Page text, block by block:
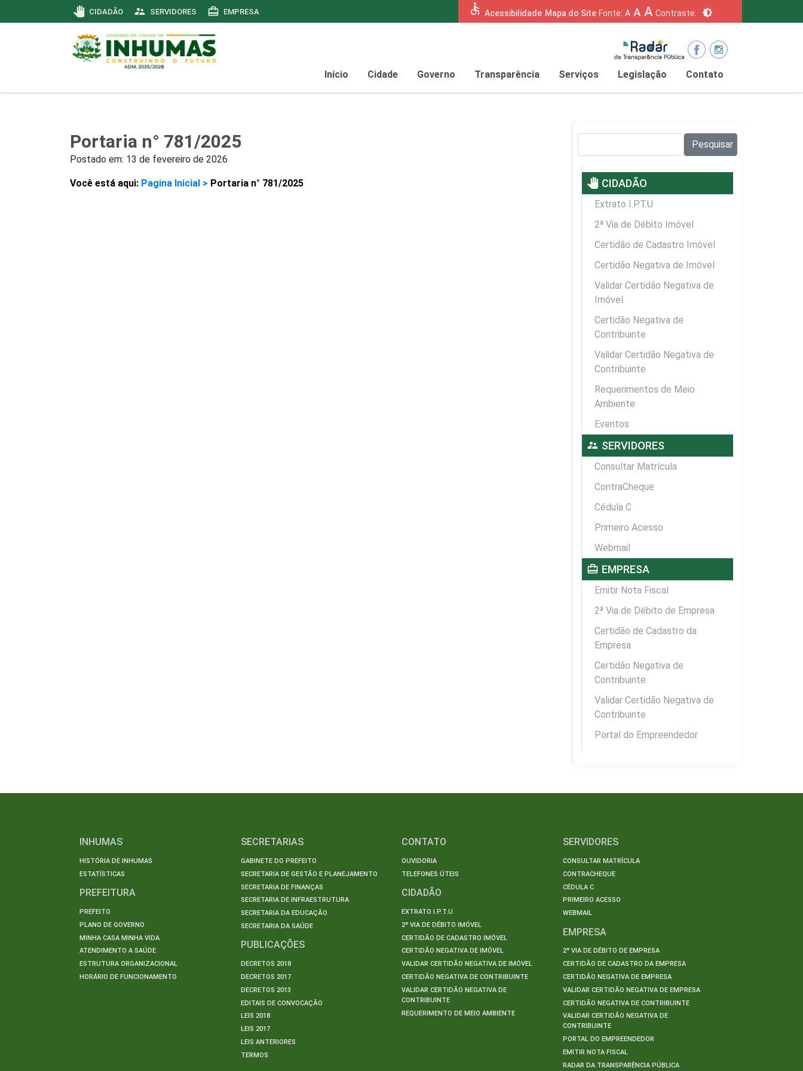
pan_tool CIDADÃO supervisor_account SERVIDORES card_travel EMPRESA accessible Acessibilidade Mapa do Site Fonte: A A A Contraste: brightness_6
Início Cidade Governo Transparência Serviços Legislação Contato
Portaria n° 781/2025
Postado em: 13 de fevereiro de 2026
Você está aqui: Pagina Inicial > Portaria n° 781/2025
Pesquisar
pan_tool CIDADÃO
Extrato I.P.T.U
2ª Via de Débito Imóvel
Certidão de Cadastro Imóvel
Certidão Negativa de Imóvel
Validar Certidão Negativa de
Imóvel
Certidão Negativa de
Contribuinte
Validar Certidão Negativa de
Contribuinte
Requerimentos de Meio
Ambiente
Eventos
supervisor_account SERVIDORES
Consultar Matrícula
ContraCheque
Cédula C
Primeiro Acesso
Webmail
card_travel EMPRESA
Emitir Nota Fiscal
2ª Via de Débito de Empresa
Certidão de Cadastro da
Empresa
Certidão Negativa de
Contribuinte
Validar Certidão Negativa de
Contribuinte
Portal do Empreendedor
INHUMAS
HISTÓRIA DE INHUMAS
ESTATÍSTICAS
PREFEITURA
PREFEITO
PLANO DE GOVERNO
MINHA CASA MINHA VIDA
ATENDIMENTO A SAÚDE
ESTRUTURA ORGANIZACIONAL
HORÁRIO DE FUNCIONAMENTO
SECRETARIAS
GABINETE DO PREFEITO
SECRETARIA DE GESTÃO E PLANEJAMENTO
SECRETARIA DE FINANÇAS
SECRETARIA DE INFRAESTRUTURA
SECRETARIA DA EDUCAÇÃO
SECRETARIA DA SAÚDE
PUBLICAÇÕES
DECRETOS 2018
DECRETOS 2017
DECRETOS 2013
EDITAIS DE CONVOCAÇÃO
LEIS 2018
LEIS 2017
LEIS ANTERIORES
TERMOS
CONTATO
OUVIDORIA
TELEFONES ÚTEIS
CIDADÃO
EXTRATO I.P.T.U
2ª VIA DE DÉBITO IMÓVEL
CERTIDÃO DE CADASTRO IMÓVEL
CERTIDÃO NEGATIVA DE IMÓVEL
VALIDAR CERTIDÃO NEGATIVA DE IMÓVEL
CERTIDÃO NEGATIVA DE CONTRIBUINTE
VALIDAR CERTIDÃO NEGATIVA DE
CONTRIBUINTE
REQUERIMENTO DE MEIO AMBIENTE
SERVIDORES
CONSULTAR MATRÍCULA
CONTRACHEQUE
CÉDULA C
PRIMEIRO ACESSO
WEBMAIL
EMPRESA
2ª VIA DE DÉBITO DE EMPRESA
CERTIDÃO DE CADASTRO DA EMPRESA
CERTIDÃO NEGATIVA DE EMPRESA
VALIDAR CERTIDÃO NEGATIVA DE EMPRESA
CERTIDÃO NEGATIVA DE CONTRIBUINTE
VALIDAR CERTIDÃO NEGATIVA DE
CONTRIBUINTE
PORTAL DO EMPREENDEDOR
EMITIR NOTA FISCAL
RADAR DA TRANSPARÊNCIA PÚBLICA